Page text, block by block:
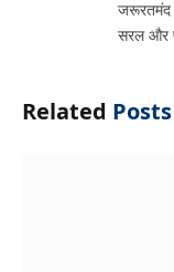
जरूरतमंद
सरल और
Related Posts